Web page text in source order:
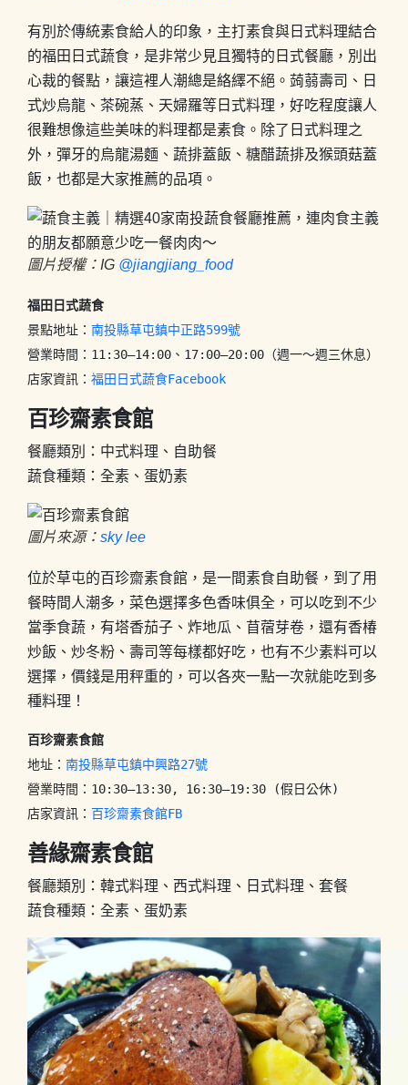
有別於傳統素食給人的印象，主打素食與日式料理結合
的福田日式蔬食，是非常少見且獨特的日式餐廳，別出
心裁的餐點，讓這裡人潮總是絡繹不絕。蒟蒻壽司、日
式炒烏龍、茶碗蒸、天婦羅等日式料理，好吃程度讓人
很難想像這些美味的料理都是素食。除了日式料理之
外，彈牙的烏龍湯麵、蔬排蓋飯、糖醋蔬排及猴頭菇蓋
飯，也都是大家推薦的品項。
圖片授權：IG @jiangjiang_food
福田日式蔬食
景點地址： 南投縣草屯鎮中正路599號
營業時間：11:30–14:00、17:00–20:00（週一～週三休息）
店家資訊： 福田日式蔬食Facebook
百珍齋素食館
餐廳類別：中式料理、自助餐
蔬食種類：全素、蛋奶素
圖片來源： sky lee
位於草屯的百珍齋素食館，是一間素食自助餐，到了用
餐時間人潮多，菜色選擇多色香味俱全，可以吃到不少
當季食蔬，有塔香茄子、炸地瓜、苜蓿芽卷，還有香椿
炒飯、炒冬粉、壽司等每樣都好吃，也有不少素料可以
選擇，價錢是用秤重的，可以各夾一點一次就能吃到多
種料理！
百珍齋素食館
地址： 南投縣草屯鎮中興路27號
營業時間：10:30–13:30, 16:30–19:30 (假日公休)
店家資訊： 百珍齋素食館FB
善緣齋素食館
餐廳類別：韓式料理、西式料理、日式料理、套餐
蔬食種類：全素、蛋奶素